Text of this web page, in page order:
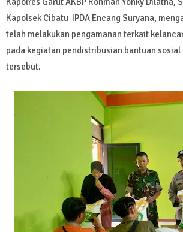
Kapolsek Cibatu IPDA Encang Suryana,
telah melakukan pengamanan terkait
pada kegiatan pendistribusian bantuan
tersebut.